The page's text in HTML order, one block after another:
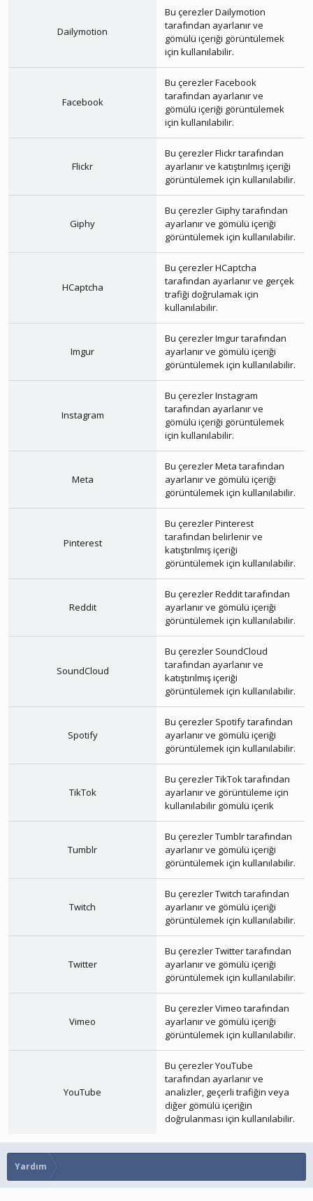
Dailymotion
Bu çerezlerDailymotion
tarafından ayarlanır ve
gömülü içeriği görüntülemek
için kullanılabilir.
Facebook
Bu çerezlerFacebook
tarafından ayarlanır ve
gömülü içeriği görüntülemek
için kullanılabilir.
Flickr
Bu çerezlerFlickrtarafından
ayarlanır ve katıştırılmış içeriği
görüntülemek için kullanılabilir.
Giphy
Bu çerezlerGiphytarafından
ayarlanır ve gömülü içeriği
görüntülemek için kullanılabilir.
HCaptcha
Bu çerezlerHCaptcha
tarafından ayarlanır ve gerçek
trafiği doğrulamak için
kullanılabilir.
Imgur
Bu çerezlerImgurtarafından
ayarlanır ve gömülü içeriği
görüntülemek için kullanılabilir.
Instagram
Bu çerezlerInstagram
tarafından ayarlanır ve
gömülü içeriği görüntülemek
için kullanılabilir.
Meta
Bu çerezlerMeta tarafından
ayarlanır ve gömülü içeriği
görüntülemek için kullanılabilir.
Pinterest
Bu çerezlerPinterest
tarafından belirlenir ve
katıştırılmış içeriği
görüntülemek için kullanılabilir.
Reddit
Bu çerezlerReddittarafından
ayarlanır ve gömülü içeriği
görüntülemek için kullanılabilir.
SoundCloud
Bu çerezler SoundCloud
tarafından ayarlanır ve
katıştırılmış içeriği
görüntülemek için kullanılabilir.
Spotify
Bu çerezler Spotifytarafından
ayarlanır ve gömülü içeriği
görüntülemek için kullanılabilir.
TikTok
Bu çerezlerTikToktarafından
ayarlanır ve görüntüleme için
kullanılabilir gömülü içerik
Tumblr
Bu çerezlerTumblrtarafından
ayarlanır ve gömülü içeriği
görüntülemek için kullanılabilir.
Twitch
Bu çerezlerTwitch tarafından
ayarlanır ve gömülü içeriği
görüntülemek için kullanılabilir.
Twitter
Bu çerezlerTwittertarafından
ayarlanır ve gömülü içeriği
görüntülemek için kullanılabilir.
Vimeo
Bu çerezlerVimeo tarafından
ayarlanır ve gömülü içeriği
görüntülemek için kullanılabilir.
YouTube
Bu çerezlerYouTube
tarafından ayarlanır ve
analizler, geçerli trafiğin veya
diğer gömülü içeriğin
doğrulanması için kullanılabilir.
Yardım